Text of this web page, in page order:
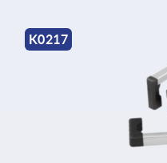
K0217